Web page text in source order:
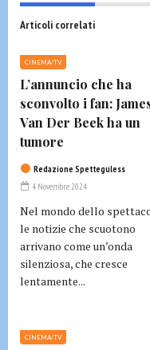
Articoli correlati
CINEMA/TV
L’annuncio che ha
sconvolto i fan:
Van Der Beek ha un
tumore
Redazione Spetteguless
4 Novembre 2024
Nel mondo dello
le notizie che scuotono
arrivano come un’onda
silenziosa, che cresce
lentamente...
CINEMA/TV